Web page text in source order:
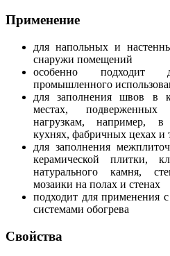
Применение
для напольных и
снаружи помещений
особенно подходит
промышленного
для заполнения швов в
местах,
нагрузкам, например, в
кухнях, фабричных цехах и
для заполнения
керамической плитки,
натурального камня,
мозаики на полах и стенах
подходит для применения
системами обогрева
Свойства